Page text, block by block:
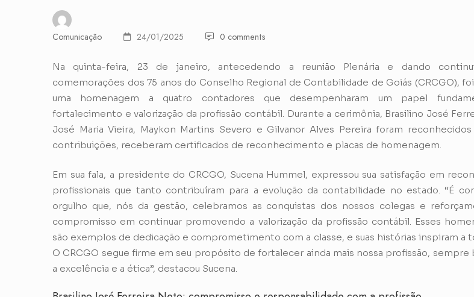
Comunicação 24/01/2025 0 comments
Na quinta-feira, 23 de janeiro, antecedendo a reunião Plenária e dando
comemorações dos 75 anos do Conselho Regional de Contabilidade de Goiás (CRCGO),
uma homenagem a quatro contadores que desempenharam um papel
fortalecimento e valorização da profissão contábil. Durante a cerimônia, Brasilino José
José Maria Vieira, Maykon Martins Severo e Gilvanor Alves Pereira foram
contribuições, receberam certificados de reconhecimento e placas de homenagem.
Em sua fala, a presidente do CRCGO, Sucena Hummel, expressou sua satisfação em
profissionais que tanto contribuíram para a evolução da contabilidade no estado. “É
orgulho que, nós da gestão, celebramos as conquistas dos nossos colegas e
compromisso em continuar promovendo a valorização da profissão contábil. Esses
são exemplos de dedicação e comprometimento com a classe, e suas histórias inspiram a
O CRCGO segue firme em seu propósito de fortalecer ainda mais nossa profissão, sempre
a excelência e a ética”, destacou Sucena.